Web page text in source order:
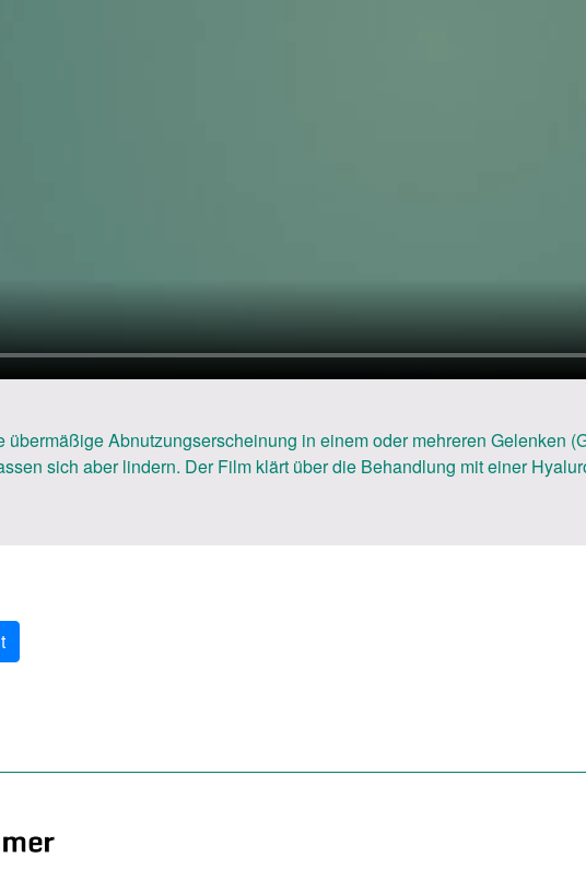
übermäßige Abnutzungserscheinung in einem oder mehreren Gelenken
sich aber lindern. Der Film klärt über die Behandlung mit einer